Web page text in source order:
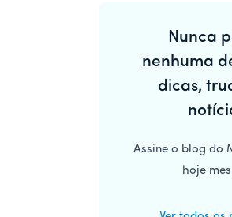
lateral
principal
Nunca
nenhuma
dicas,
Assine o blog do
hoje